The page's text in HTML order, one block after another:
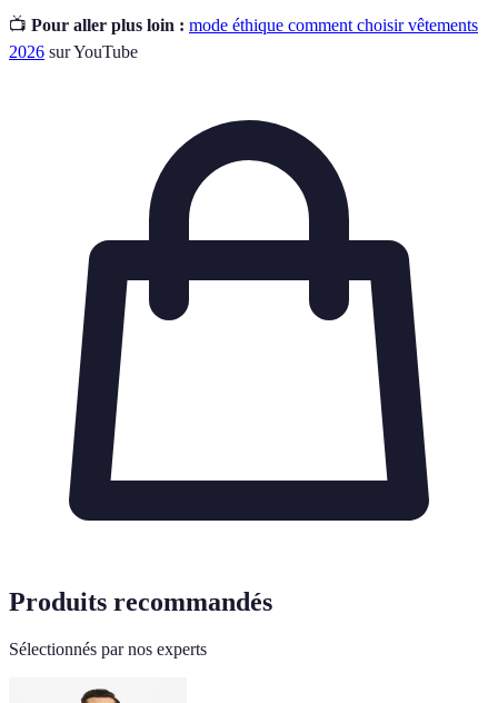
📺 Pour aller plus loin : mode éthique comment choisir vêtements
2026 sur YouTube
Produits recommandés
Sélectionnés par nos experts